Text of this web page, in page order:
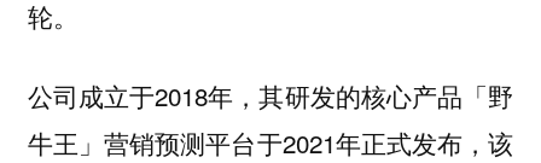
轮。
公司成立于2018年，其研发的核心产品「野
牛王」营销预测平台于2021年正式发布，该